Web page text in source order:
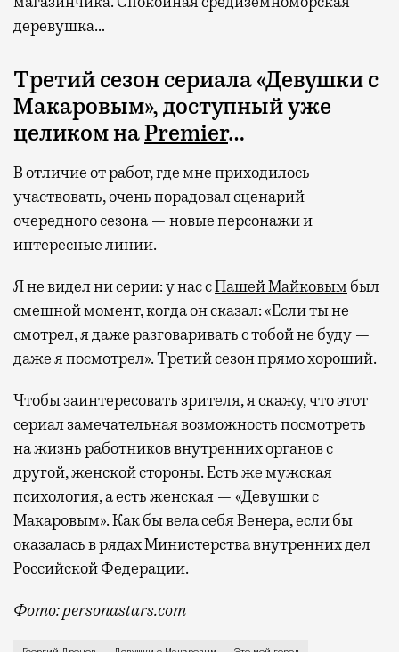
деревушка…
Третий сезон сериала «Девушки с
Макаровым», доступный уже
целиком наPremier…
В отличие от работ, где мне приходилось
участвовать, очень порадовал сценарий
очередного сезона — новые персонажи и
интересные линии.
Я не видел ни серии: у нас сПашей Майковым был
смешной момент, когда он сказал: «Если ты не
смотрел, я даже разговаривать с тобой не буду —
даже я посмотрел». Третий сезон прямо хороший.
Чтобы заинтересовать зрителя, я скажу, что этот
сериал замечательная возможность посмотреть
на жизнь работников внутренних органов с
другой, женской стороны. Есть же мужская
психология, а есть женская — «Девушки с
Макаровым». Как бы вела себя Венера, если бы
оказалась в рядах Министерства внутренних дел
Российской Федерации.
Фото: personastars.com